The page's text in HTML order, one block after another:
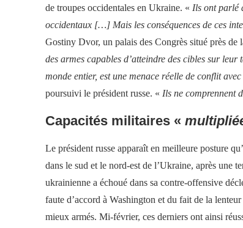
de troupes occidentales en Ukraine. « Ils ont parlé
occidentaux […] Mais les conséquences de ces
Gostiny Dvor, un palais des Congrès situé près de
des armes capables d’atteindre des cibles sur
monde entier, est une menace réelle de conflit
poursuivi le président russe. « Ils ne comprennent
Capacités militaires «
Le président russe apparaît en meilleure posture
dans le sud et le nord-est de l’Ukraine, après une
ukrainienne a échoué dans sa contre-offensive
faute d’accord à Washington et du fait de la
mieux armés. Mi-février, ces derniers ont ainsi